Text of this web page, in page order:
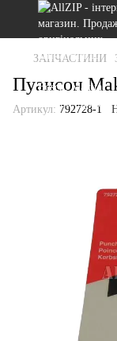
ЗАПЧАСТИНИ
Пуансон
Артикул: 792728-1